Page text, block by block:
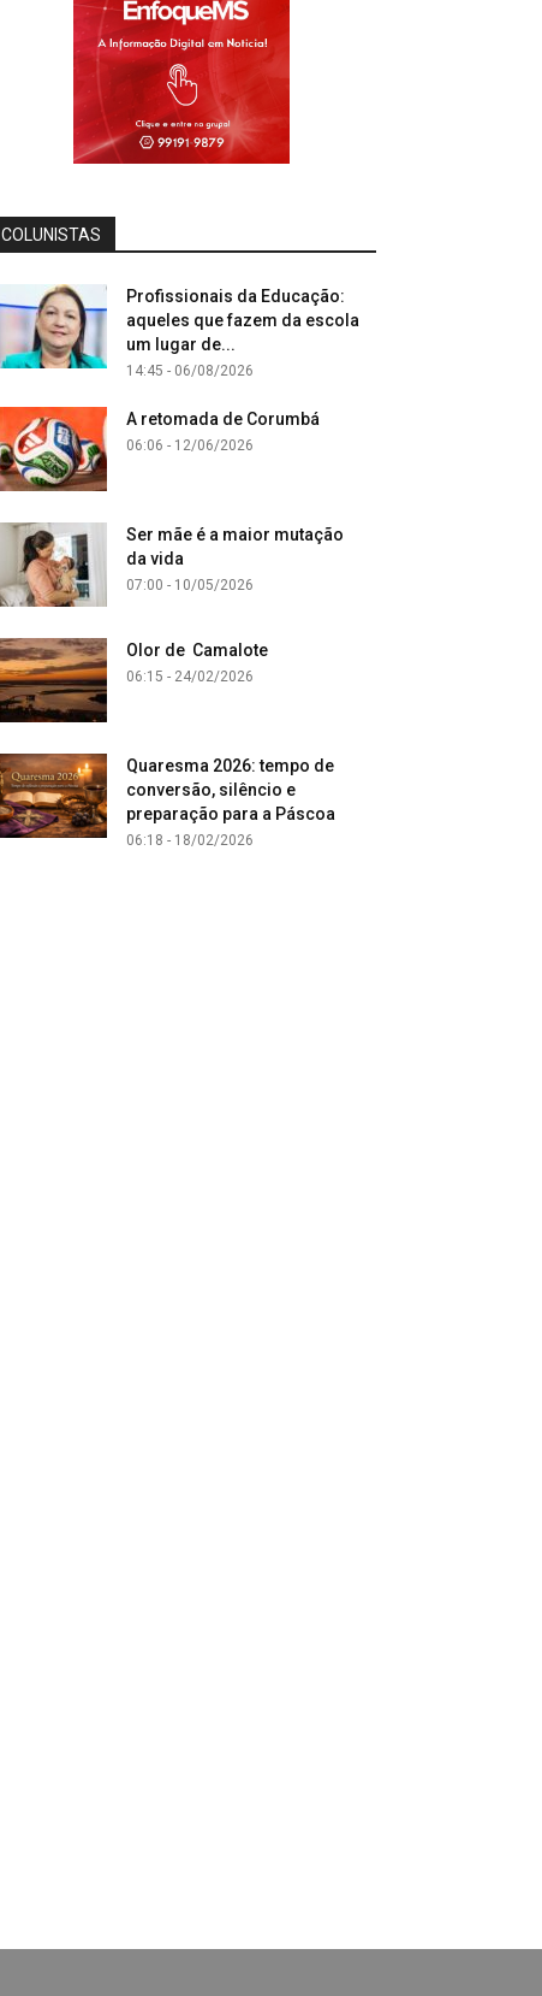
COLUNISTAS
Profissionais da Educação:
aqueles que fazem da escola
um lugar de...
14:45 - 06/08/2026
A retomada de Corumbá
06:06 - 12/06/2026
Ser mãe é a maior mutação
da vida
07:00 - 10/05/2026
Olor de Camalote
06:15 - 24/02/2026
Quaresma 2026: tempo de
conversão, silêncio e
preparação para a Páscoa
06:18 - 18/02/2026